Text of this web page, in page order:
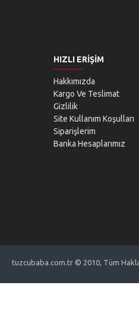
HIZLI ERIŞIM
Hakkımızda
Kargo Ve Teslimat
Gizlilik
Site Kullanım Koşulları
Siparişlerim
Banka Hesaplarımız
tuzcubaba.com.tr © 2010, Tüm